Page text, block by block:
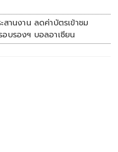
สานงาน ลดค่าบัตรเข้าชม
บรองฯ บอลอาเซียน